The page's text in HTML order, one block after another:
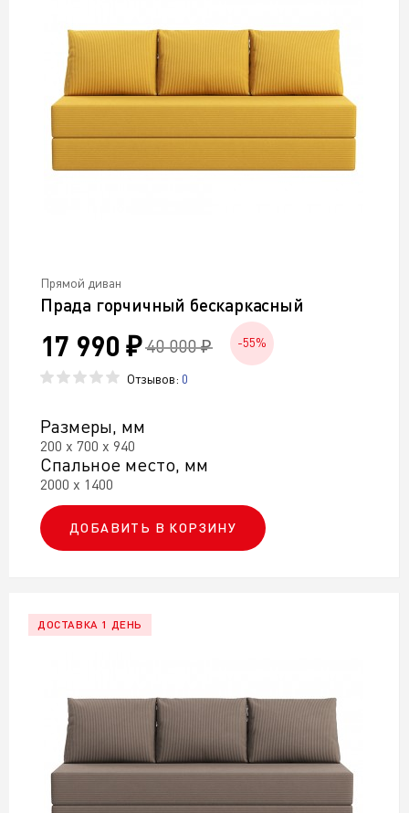
Прямой диван
Прада горчичный бескаркасный
17 990 ₽ 40 000 ₽ -55%
Отзывов: 0
Размеры, мм
200 х 700 х 940
Спальное место, мм
2000 х 1400
ДОБАВИТЬ В КОРЗИНУ
ДОСТАВКА 1 ДЕНЬ